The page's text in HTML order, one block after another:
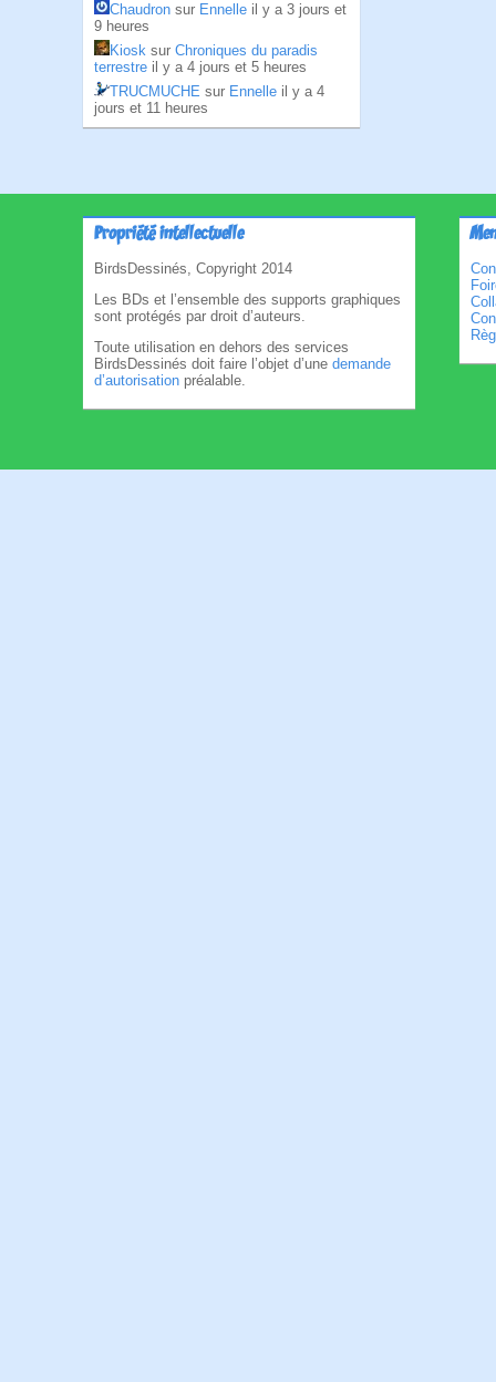
Chaudron sur Ennelle il y a 3 jours et
9 heures
Kiosk sur Chroniques du paradis
terrestre il y a 4 jours et 5 heures
TRUCMUCHE sur Ennelle il y a 4
jours et 11 heures
Propriété intellectuelle
BirdsDessinés, Copyright 2014
Les BDs et l’ensemble des supports graphiques
sont protégés par droit d’auteurs.
Toute utilisation en dehors des services
BirdsDessinés doit faire l’objet d’une demande
d’autorisation préalable.